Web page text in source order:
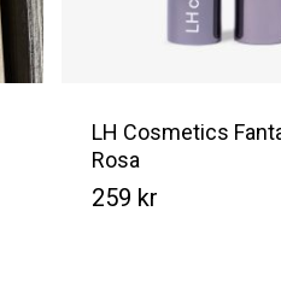
LH Cosmetics
Rosa
259 kr